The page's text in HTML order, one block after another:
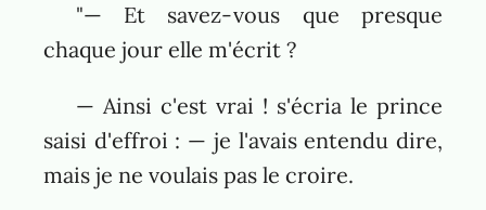
"— Et savez-vous que presque
chaque jour elle m'écrit ?
— Ainsi c'est vrai ! s'écria le prince
saisi d'effroi : — je l'avais entendu dire,
mais je ne voulais pas le croire.